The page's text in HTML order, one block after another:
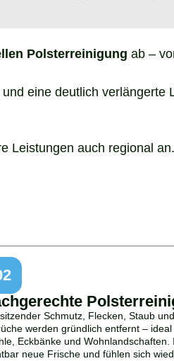
Polsterreinigung ab –
eine deutlich verlängerte
Leistungen auch regional
Schmutz, Flecken, Staub
werden gründlich entfernt –
Eckbänke und Wohnlandschaften.
neue Frische und fühlen sich